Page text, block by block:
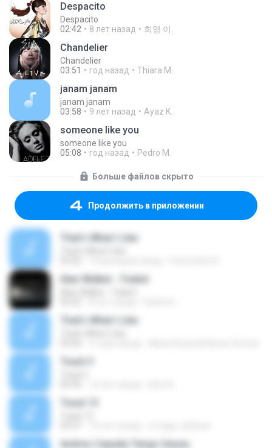
Despacito
Despacito
02:42
8 лет назад 희영 이.
Chandelier
Chandelier
03:51
год назад Thiara M.
janam janam
janam janam
03:58
9 лет назад Ayaz K.
someone like you
someone like you
05:08
год назад Pedro M.
Больше файлов скрыто
Продолжить в приложении
That's What I Like
Alan Walker - Faded
That's What I Like
Track 5
Track 13
Andres Cepeda Tengo Ganas